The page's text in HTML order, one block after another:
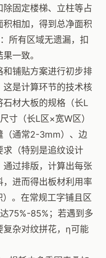
固定楼梯、立柱等占
相加，得到总净面积
所有区域无遗漏，扣
一致。
铺贴方案进行初步排
是计算环节的技术核
材大板的规格（长L
寸（长L区×宽W区）
（通常2-3mm）、边
求（特别是追纹设计
通过排版，计算出每张
进而得出板材利用率
。在常规工字铺且区
75%-85%；若遇到多
复杂对纹拼花，η可能